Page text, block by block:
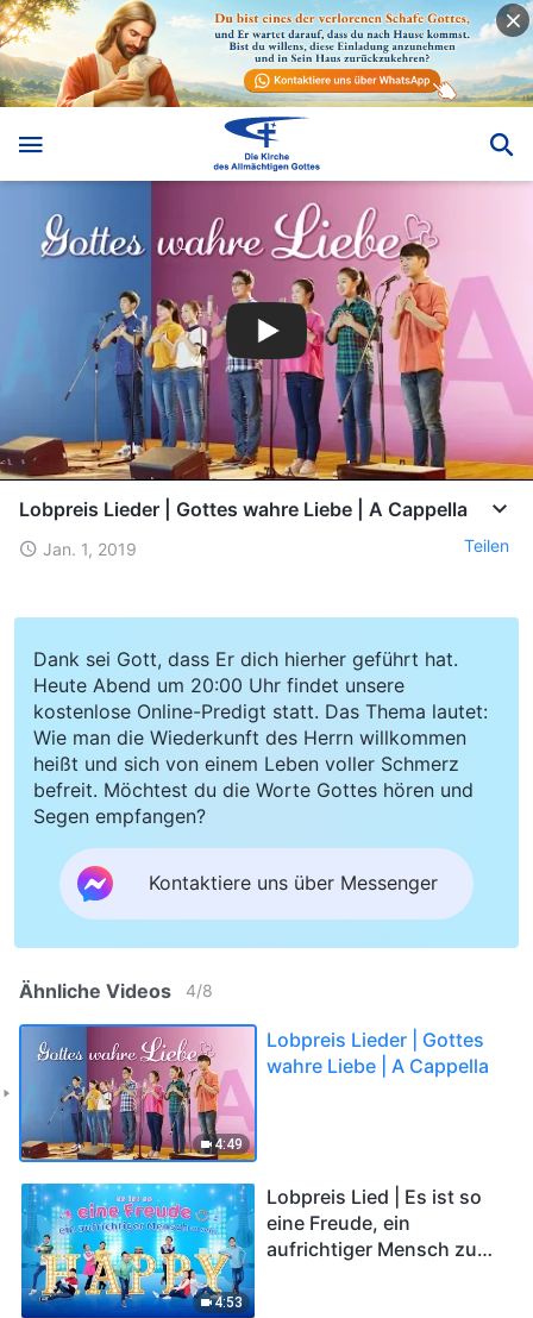
Lobpreis Lieder | Gottes wahre Liebe | A Cappella
Jan. 1, 2019 Teilen
Dank sei Gott, dass Er dich hierher geführt hat.
Heute Abend um 20:00 Uhr findet unsere
kostenlose Online-Predigt statt. Das Thema lautet:
Wie man die Wiederkunft des Herrn willkommen
heißt und sich von einem Leben voller Schmerz
befreit. Möchtest du die Worte Gottes hören und
Segen empfangen?
Kontaktiere uns über Messenger
Ähnliche Videos 4/8
4:49
Lobpreis Lieder | Gottes
wahre Liebe | A Cappella
4:53
Lobpreis Lied | Es ist so
eine Freude, ein
aufrichtiger Mensch zu